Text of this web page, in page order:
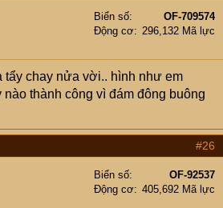
Biển số
OF-709574
Động cơ
296,132 Mã lực
tẩy chay nửa vời.. hình như em
thành công vì đám đông buông
#26
Biển số
OF-92537
Động cơ
405,692 Mã lực